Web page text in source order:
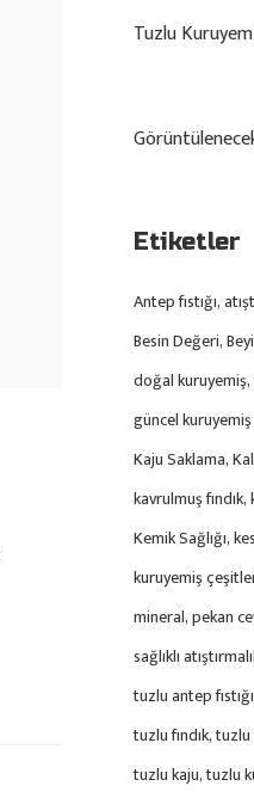
Tuzlu
Etiketler
Antep fıstığı
Besin Değeri
doğal kuruyemiş
güncel
Kaju Saklama
kavrulmuş fındık
Kemik Sağlığı
kuruyemiş
mineral pekan
sağlıklı
tuzlu antep fıstığı
tuzlu fındık tuzlu
tuzlu kaju tuzlu